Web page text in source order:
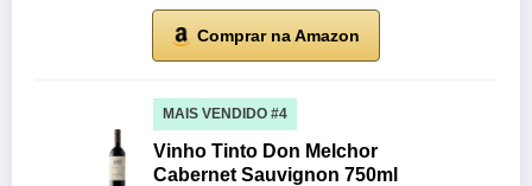
Comprar na Amazon
MAIS VENDIDO #4
Vinho Tinto Don Melchor
Cabernet Sauvignon 750ml